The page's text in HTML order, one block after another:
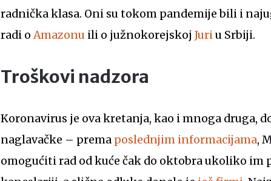
radnička klasa. Oni su tokom pandemije bili i
radi oAmazonu ili o južnokorejskoj Juriu Srbiji.
Troškovi nadzora
Koronavirus je ova kretanja, kao i mnoga druga,
naglavačke – prema poslednjim informacijama,
omogućiti rad od kuće čak do oktobra ukoliko im